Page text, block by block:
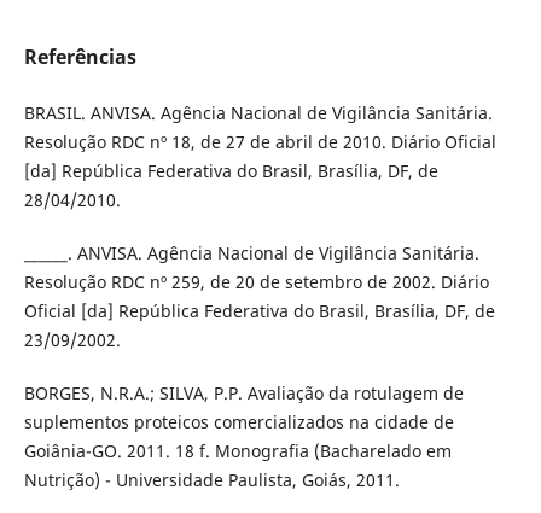
Referências
BRASIL. ANVISA. Agência Nacional de Vigilância Sanitária.
Resolução RDC nº 18, de 27 de abril de 2010. Diário Oficial
[da] República Federativa do Brasil, Brasília, DF, de
28/04/2010.
______. ANVISA. Agência Nacional de Vigilância Sanitária.
Resolução RDC nº 259, de 20 de setembro de 2002. Diário
Oficial [da] República Federativa do Brasil, Brasília, DF, de
23/09/2002.
BORGES, N.R.A.; SILVA, P.P. Avaliação da rotulagem de
suplementos proteicos comercializados na cidade de
Goiânia-GO. 2011. 18 f. Monografia (Bacharelado em
Nutrição) - Universidade Paulista, Goiás, 2011.